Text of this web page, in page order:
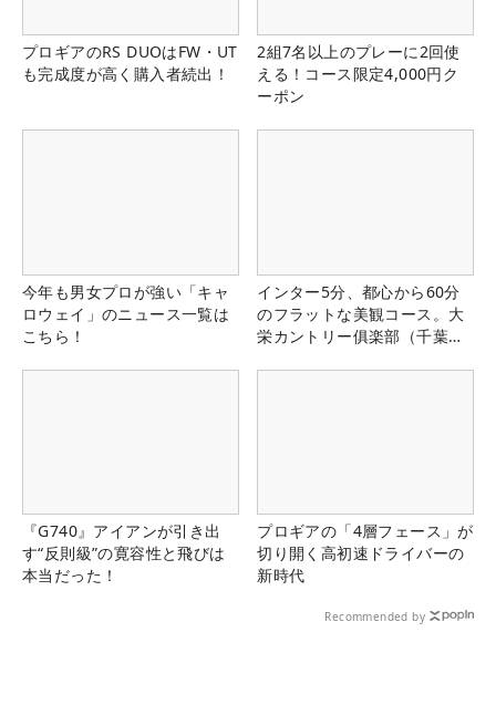
プロギアのRS DUOはFW・UT
も完成度が高く購入者続出！
2組7名以上のプレーに2回使
える！コース限定4,000円ク
ーポン
今年も男女プロが強い「キャ
ロウェイ」のニュース一覧は
こちら！
インター5分、都心から60分
のフラットな美観コース。大
栄カントリー俱楽部（千葉
『G740』アイアンが引き出
す“反則級”の寛容性と飛びは
本当だった！
プロギアの「4層フェース」が
切り開く高初速ドライバーの
新時代
Recommended by